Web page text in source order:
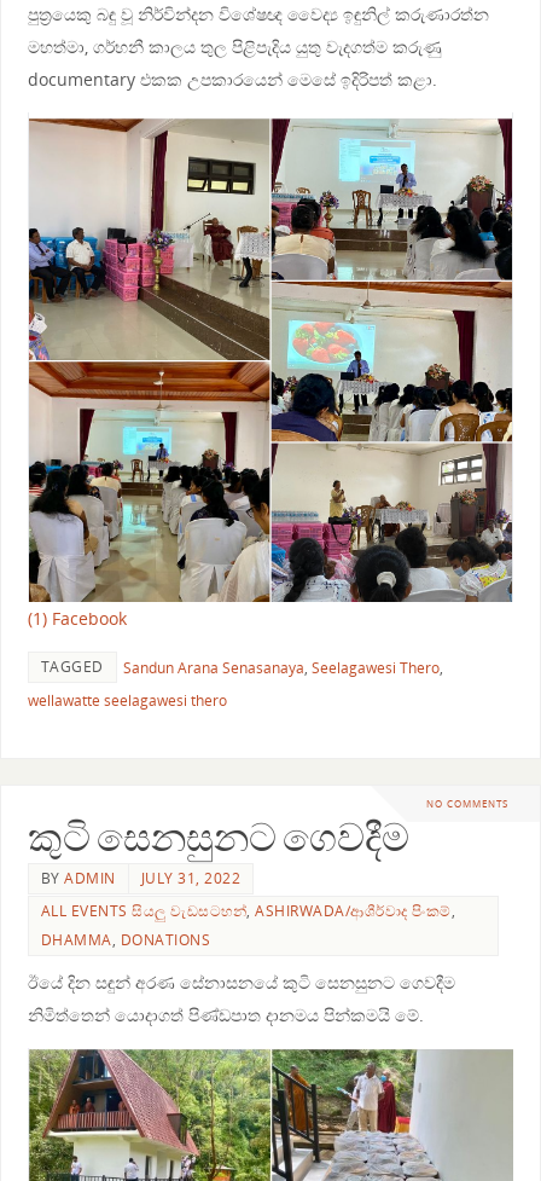
පුත්‍රයෙකු බඳු වූ නිර්වින්දන විශේෂඥ වෛද්‍ය ඉඳුනිල් කරුණාරත්න
මහත්මා, ගර්භනී කාලය තුල පිළිපැදිය යුතු වැදගත්ම කරුණු
documentary එකක උපකාරයෙන් මෙසේ ඉදිරිපත් කළා.
(1) Facebook
TAGGED Sandun Arana Senasanaya, Seelagawesi Thero,
wellawatte seelagawesi thero
NO COMMENTS
කුටි සෙනසුනට ගෙවදීම
BYADMIN
JULY 31, 2022
ALL EVENTS සියලු වැඩසටහන්,ASHIRWADA/ආශීර්වාද පිංකම්,
DHAMMA, DONATIONS
ඊයේ දින සඳුන් අරණ සේනාසනයේ කුටි සෙනසුනට ගෙවදීම
නිමිත්තෙන් යොදාගත් පිණ්ඩපාත දානමය පින්කමයි මේ.